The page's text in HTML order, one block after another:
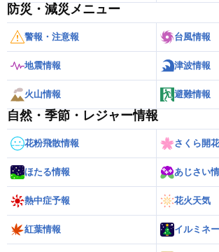
防災・減災メニュー
警報・注意報 台風情報
地震情報 津波情報
火山情報 避難情報
自然・季節・レジャー情報
花粉飛散情報 さくら開
ほたる情報 あじさい
熱中症予報 花火天気
紅葉情報 イルミネ